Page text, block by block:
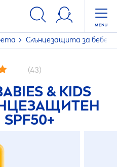
Слънцезащита за
(43)
& KIDS